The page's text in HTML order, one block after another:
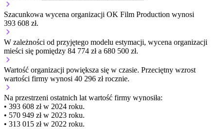
Szacunkowa wycena organizacji OK Film Production wynosi
393 608 zł.
W zależności od przyjętego modelu estymacji, wycena organizacji
mieści się pomiędzy 84 774 zł a 680 500 zł.
Wartość organizacji powiększa się w czasie. Przeciętny wzrost
wartości firmy wynosi 40 296 zł rocznie.
Na przestrzeni ostatnich lat wartość firmy wynosiła:
• 393 608 zł w 2024 roku.
• 570 949 zł w 2023 roku.
• 313 015 zł w 2022 roku.